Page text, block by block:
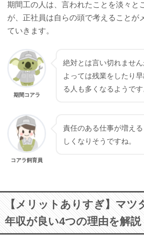
期間工の人は、言われたことを淡々と
が、正社員は自らの頭で考えることが
ていきます。
期間コアラ
絶対とは言い切れませ
よっては残業をしたり
る人も多くなるようです
コアラ飼育員
責任のある仕事が増え
しくなりそうですね。
【メリットありすぎ】マツ
年収が良い4つの理由を解説